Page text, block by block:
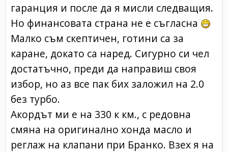
гаранция и после да я мисли следващия.
Но финансовата страна не е съгласна
Малко съм скептичен, готини са за
каране, докато са наред. Сигурно си чел
достатъчно, преди да направиш своя
избор, но аз все пак бих заложил на 2.0
без турбо.
Акордът ми е на 330 к км., с редовна
смяна на оригинално хонда масло и
реглаж на клапани при Бранко. Взех я на